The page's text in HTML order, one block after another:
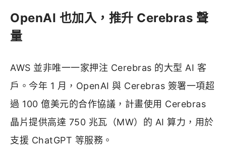
OpenAI 也加入，推升 Cerebras 聲
量
AWS 並非唯一一家押注 Cerebras 的大型 AI 客
戶。今年 1 月，OpenAI 與 Cerebras 簽署一項超
過 100 億美元的合作協議，計畫使用 Cerebras
晶片提供高達 750 兆瓦（MW）的 AI 算力，用於
支援 ChatGPT 等服務。